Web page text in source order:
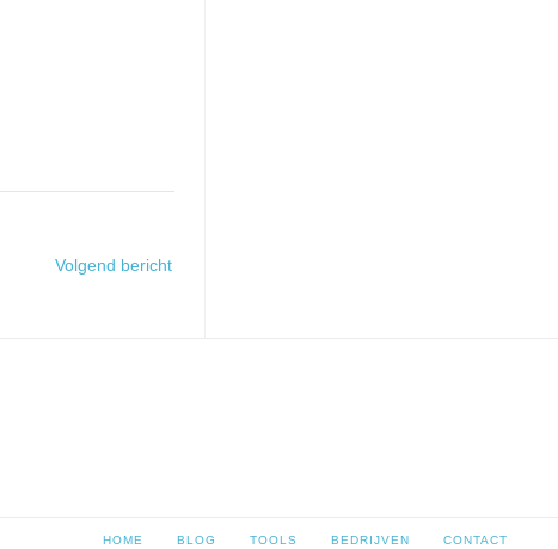
Volgend bericht
HOME BLOG TOOLS BEDRIJVEN CONTACT